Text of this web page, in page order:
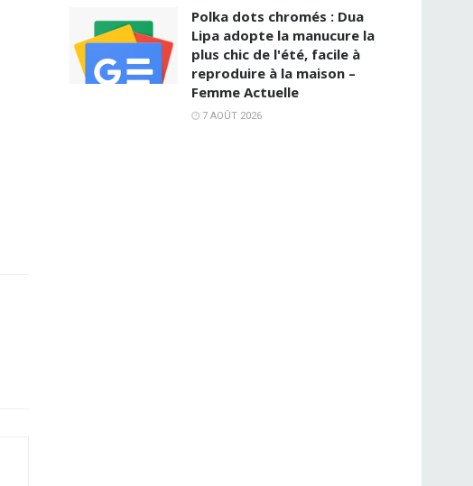
Polka dots chromés : Dua
Lipa adopte la manucure la
plus chic de l'été, facile à
reproduire à la maison –
Femme Actuelle
7 AOÛT 2026